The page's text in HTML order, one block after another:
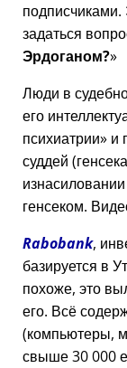
задаться
Эрдоганом?
Люди в
его
психиатрии
и
суддей
генсеком.
Rabobank,
базируется в
похоже, это
его. Всё
(компьютеры,
свыше 30 000